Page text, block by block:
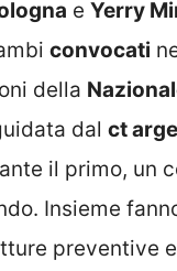
e Yerry
convocati
della
dal ct
il primo, un
Insieme
preventive